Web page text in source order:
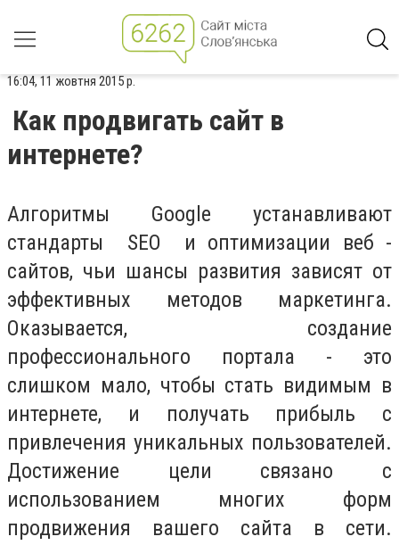
16:04, 11 жовтня 2015 р.
Как продвигать сайт в
интернете?
Алгоритмы Google устанавливают
стандарты SEO и оптимизации веб -
сайтов, чьи шансы развития зависят от
эффективных методов маркетинга.
Оказывается, создание
профессионального портала - это
слишком мало, чтобы стать видимым в
интернете, и получать прибыль с
привлечения уникальных пользователей.
Достижение цели связано с
использованием многих форм
продвижения вашего сайта в сети.